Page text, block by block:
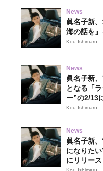
News
眞名子新
海の話を
Kou Ishimaru
News
眞名子新
となる「
ー”の2/13
Kou Ishimaru
News
眞名子新
になりた
にリリース